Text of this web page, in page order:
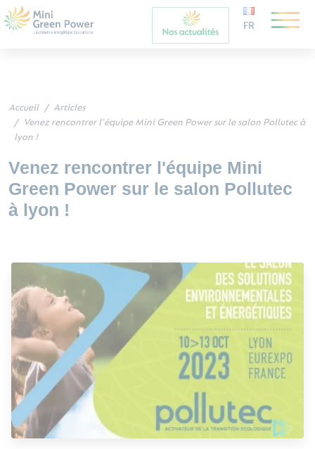
FR
Accueil
Articles
Venez rencontrer l'équipe Mini Green Power sur le salon Pollutec à
lyon !
Venez rencontrer l'équipe Mini
Green Power sur le salon Pollutec
à lyon !